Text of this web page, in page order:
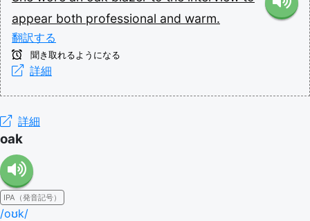
appear both professional and warm.
翻訳する
聞き取れるようになる
詳細
詳細
oak
IPA（発音記号）
/oʊk/